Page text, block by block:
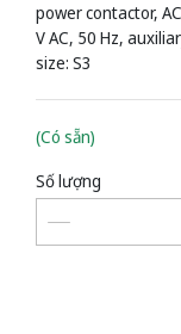
power contactor,
V AC, 50 Hz,
size: S3
(Có sẵn)
Số lượng